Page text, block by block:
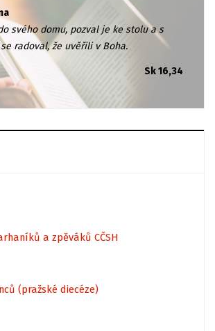
svého domu, pozval je ke stolu a s
radoval, že uvěřili v Boha.
Sk 16,34
a zpěváků CČSH
(pražské diecéze)